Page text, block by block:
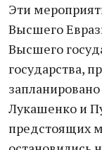
Эти
Высшего
Высшего
государства,
Лукашенко и
предстоящих